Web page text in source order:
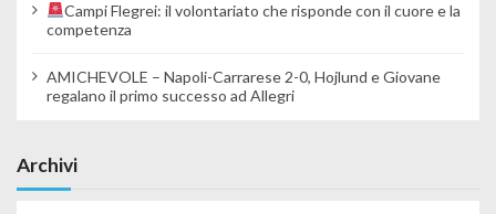
Campi Flegrei: il volontariato che risponde con il cuore e la
competenza
AMICHEVOLE – Napoli-Carrarese 2-0, Hojlund e Giovane
regalano il primo successo ad Allegri
Archivi